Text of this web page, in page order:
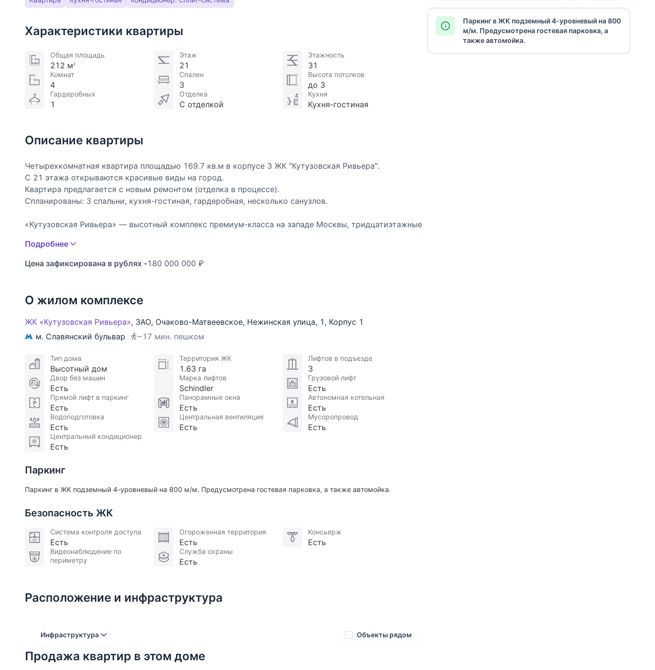
Характеристики квартиры
Общая площадь
212 м 2
Этаж
21
Этажность
31
Комнат
4
Спален
3
Высота потолков
до 3
Гардеробных
1
Отделка
С отделкой
Кухня
Кухня-гостиная
Описание квартиры
Четырехкомнатная квартира площадью 169.7 кв.м в корпусе 3 ЖК "Кутузовская Ривьера".
С 21 этажа открываются красивые виды на город.
Квартира предлагается с новым ремонтом (отделка в процессе).
Спланированы: 3 спальни, кухня-гостиная, гардеробная, несколько санузлов.
«Кутузовская Ривьера» — высотный комплекс премиум-класса на западе Москвы, тридцатиэтажные
Придомовое пространство организовано как «двор без машин». При въезде через КПП автомобили
попадают на территорию паркинга, который занимает несколько этажей, включая часть стилобата.
В жилом комплексе работает детский сад, фитнес клуб, ресторан, салон красоты, магазины. На
отведена под прогулочную зону. Это сохраненный участок природного ландшафта, превращенный в
сказочно красивый парк.
Участник AREA - Ассоциации Агентств Элитной Недвижимости
Подробнее
Цена зафиксирована в рублях -180 000 000 ₽
О жилом комплексе
ЖК «Кутузовская Ривьера», ЗАО, Очаково-Матвеевское, Нежинская улица, 1 , Корпус 1
м. Славянский бульвар
~17 мин. пешком
Тип дома
Высотный дом
Территория ЖК
1.63 га
Лифтов в подъезде
3
Двор без машин
Есть
Марка лифтов
Schindler
Грузовой лифт
Есть
Прямой лифт в паркинг
Есть
Панорамные окна
Есть
Автономная котельная
Есть
Водоподготовка
Есть
Центральная вентиляция
Есть
Мусоропровод
Есть
Центральный кондиционер
Есть
Паркинг
Паркинг в ЖК подземный 4-уровневый на 800 м/м. Предусмотрена гостевая парковка, а также автомойка.
Безопасность ЖК
Система контроля доступа
Есть
Огороженная территория
Есть
Консьерж
Есть
Видеонаблюдение по
периметру
Служба охраны
Есть
Расположение и инфраструктура
Инфраструктура
Расстояние от объекта
Объекты рядом
Продажа квартир в этом доме
Паркинг в ЖК подземный 4-уровневый на 800
м/м. Предусмотрена гостевая парковка, а
также автомойка.